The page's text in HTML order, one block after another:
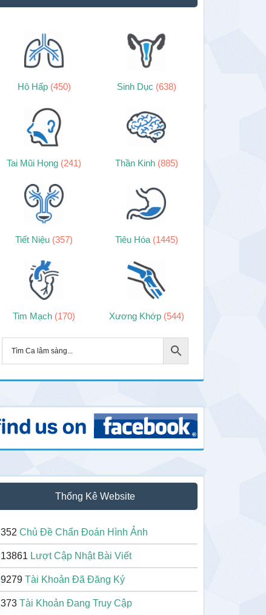
Hô Hấp (450) Sinh Dục (638)
Tai Mũi Họng (241) Thần Kinh (885)
Tiết Niệu (357) Tiêu Hóa (1445)
Tim Mạch (170) Xương Khớp (544)
Thống Kê Website
352 Chủ Đề Chẩn Đoán Hình Ảnh
13861 Lượt Cập Nhật Bài Viết
9279 Tài Khoản Đã Đăng Ký
373 Tài Khoản Đang Truy Cập